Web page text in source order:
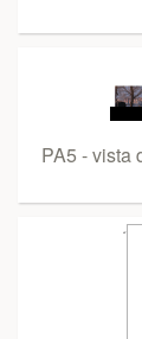
PA5 - vista